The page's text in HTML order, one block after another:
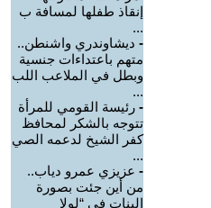
إنقاذ طفلها لمسافة ب
...
- ديشاوندري واشنطن..
متهم باعتداءات جنسية
وبطل في الملاعب اللب
...
- رئيسة القومي للمرأة
تتوجه بالشكر لمحافظ
كفر الشيخ لدعمه الصي
...
- عزيزي عمرو دياب..
من أين جئت بصورة
البنات في “لولا